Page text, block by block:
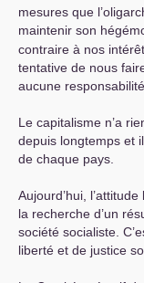
mesures que
maintenir son
contraire à nos
tentative de nous
aucune responsabilité.
Le capitalisme n’a
depuis longtemps et
de chaque pays.
Aujourd’hui,
la recherche d’un
société socialiste.
liberté et de justice